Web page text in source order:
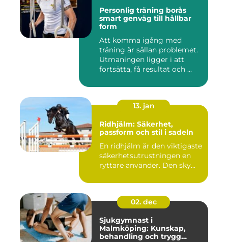
Personlig träning borås
smart genväg till hållbar
form
Att komma igång med
träning är sällan problemet.
Utmaningen ligger i att
fortsätta, få resultat och ...
13. jan
Ridhjälm: Säkerhet,
passform och stil i sadeln
En ridhjälm är den viktigaste
säkerhetsutrustningen en
ryttare använder. Den sky...
02. dec
Sjukgymnast i
Malmköping: Kunskap,
behandling och trygg